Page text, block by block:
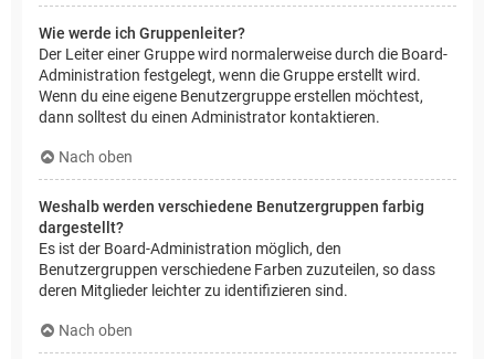
Wie werde ich Gruppenleiter?
Der Leiter einer Gruppe wird normalerweise durch die Board-
Administration festgelegt, wenn die Gruppe erstellt wird.
Wenn du eine eigene Benutzergruppe erstellen möchtest,
dann solltest du einen Administrator kontaktieren.
Nach oben
Weshalb werden verschiedene Benutzergruppen farbig
dargestellt?
Es ist der Board-Administration möglich, den
Benutzergruppen verschiedene Farben zuzuteilen, so dass
deren Mitglieder leichter zu identifizieren sind.
Nach oben